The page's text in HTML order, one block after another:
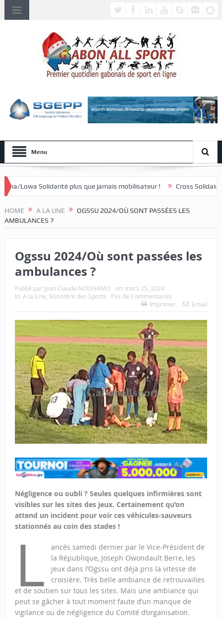
Menu
plus que jamais mobilisateur ! Cross Solidaire de Lébamba/
HOME A LA UNE
OGSSU 2024/OÙ SONT PASSÉES LES
AMBULANCES ?
Ogssu 2024/Où sont passées les
ambulances ?
Publié par Jean Claude NOUNAMO on: mars 25, 2024
In: A la Une Ministère des Sports
Pas de Commentaires
Imprimer
Email
Négligence ou oubli ? Seules quelques infirmières sont
visibles sur les sites des jeux. Certainement qu’on
attend un incident pour voir ces véhicules-sauveurs
stationnés au coin des stades !
L
ancés samedi dernier par le Vice-Président de
la République, Joseph Owondault Berre, les
jeux dans l’Ogssu ont déjà pris la vitesse de
croisière. Très belle ambiance de retrouvailles
et de soutien sur tous les sites. Mais une ambiance qui
peut se gâcher à tout moment faute d’un manque de
vigilance ou de négligence du Comité d’organisation.